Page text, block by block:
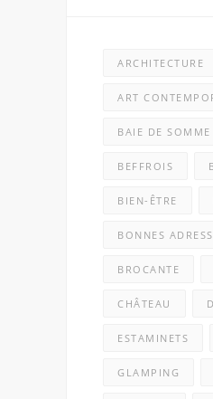
ARCHITECTURE
ART
BAIE DE SOMME
BEFFROIS
BIEN-ÊTRE
BONNES
BROCANTE
CHÂTEAU
ESTAMINETS
GLAMPING